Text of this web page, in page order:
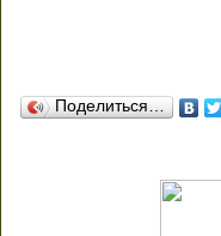
Поделиться…